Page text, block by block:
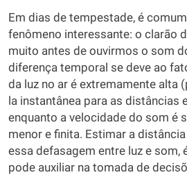
Em dias de tempestade, é
fenômeno interessante: o clarão
muito antes de ouvirmos o som
diferença temporal se deve ao
da luz no ar é extremamente alta
la instantânea para as distâncias
enquanto a velocidade do som é
menor e finita. Estimar a
essa defasagem entre luz e som,
pode auxiliar na tomada de